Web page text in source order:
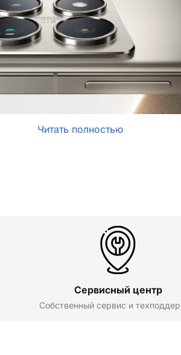
Читать полностью
Сервисный центр
Собственный сервис и